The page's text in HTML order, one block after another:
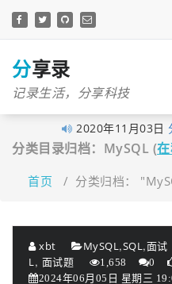
正
分享录
记录生活，分享科技
分类目录归档：MySQL (
2020年11月03日
2020年10月27日
2020年10月23日
2020年09月26日
2020年09月16日
2020年06月14日
首页 / 分类归档：
xbt MySQL,SQL,面试
L, 面试题 1,658 0
2024年06月05日 星期三